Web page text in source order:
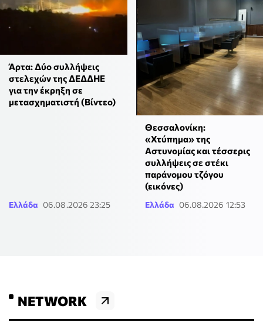
Άρτα: Δύο συλλήψεις
στελεχών της ΔΕΔΔΗΕ
για την έκρηξη σε
μετασχηματιστή (Βίντεο)
Ελλάδα 06.08.2026 23:25
Θεσσαλονίκη:
«Χτύπημα» της
Αστυνομίας και τέσσερις
συλλήψεις σε στέκι
παράνομου τζόγου
(εικόνες)
Ελλάδα 06.08.2026 12:53
NETWORK